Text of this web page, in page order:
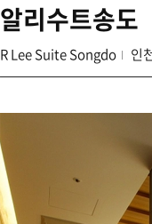
알리수트송도
R Lee Suite Songdo 인